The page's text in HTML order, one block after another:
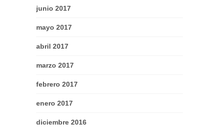
junio 2017
mayo 2017
abril 2017
marzo 2017
febrero 2017
enero 2017
diciembre 2016